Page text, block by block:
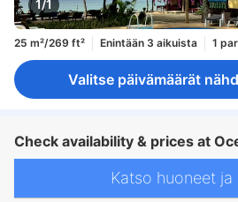
1/1
25 m²/269 ft² Enintään 3 aikuista 1
Valitse päivämäärät
Check availability & prices at
Katso huoneet ja